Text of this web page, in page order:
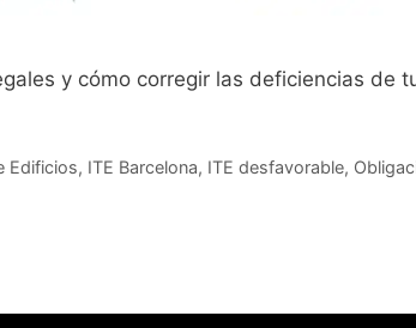
y cómo corregir las deficiencias de
Edificios, ITE Barcelona, ITE desfavorable,